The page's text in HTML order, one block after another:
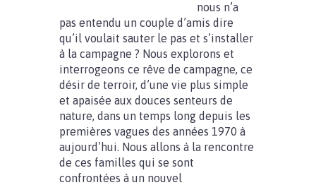
nous n’a
pas entendu un couple d’amis dire
qu’il voulait sauter le pas et s’installer
à la campagne ? Nous explorons et
interrogeons ce rêve de campagne, ce
désir de terroir, d’une vie plus simple
et apaisée aux douces senteurs de
nature, dans un temps long depuis les
premières vagues des années 1970 à
aujourd’hui. Nous allons à la rencontre
de ces familles qui se sont
confrontées à un nouvel